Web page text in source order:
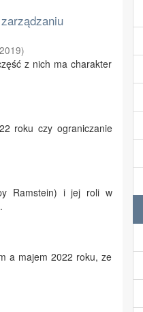
2019)
z nich ma charakter
roku czy ograniczanie
Ramstein) i jej roli w
a majem 2022 roku, ze